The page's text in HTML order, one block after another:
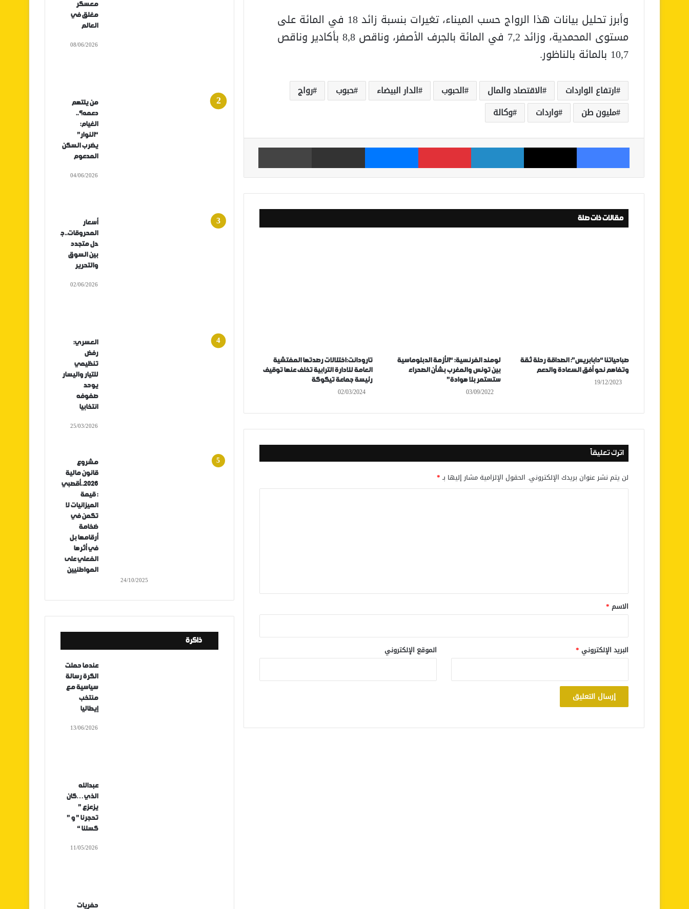
وأبرز تحليل بيانات هذا الرواج حسب الميناء، تغيرات بنسبة زائد 18 في المائة على
مستوى المحمدية، وزائد 7,2 في المائة بالجرف الأصفر، وناقص 8,8 بأكادير وناقص
10,7 بالمائة بالناظور.
ارتفاع الواردات الاقتصاد والمال الحبوب الدار البيضاء حبوب
رواج
مليون طن
واردات وكالة
فيسبوك ‫X لينكدإن بينتيريست ماسنجر مشاركة عبر البريد
مقالات ذات صلة
صباحياتنا “دابابريس”: الصداقة رحلة ثقة
وتفاهم نحو أفق السعادة والدعم
19/12/2023
لومند الفرنسية: “الأزمة الدبلوماسية
بين تونس والمغرب بشأن الصحراء
ستستمر بلا هوادة”
03/09/2022
تارودانت:اختلالات رصدتها المفتشية
العامة للادارة الترابية تخلف عنها توقيف
رئيسة جماعة تيكوكة
02/03/2024
اترك تعليقاً
لن يتم نشر عنوان بريدك الإلكتروني. الحقول الإلزامية مشار إليها بـ*
*
الاسم *
البريد الإلكتروني * الموقع الإلكتروني
معسكر
مغلق في
العالم
08/06/2026
من يلتهم
دعمه؟..
الغيام:
“النوار”
يضرب السكن
المدعوم
04/06/2026
أسعار
المحروقات..ج
دل متجدد
بين السوق
والتحرير
02/06/2026
العسري:
رفض
تنظيمي
للتيار واليسار
يوحد
صفوفه
انتخابيا
25/03/2026
مشروع
قانون مالية
2026..أقصبي
: قيمة
الميزانيات لا
تكمن في
ضخامة
أرقامها بل
في أثرها
الفعلي على
المواطنيين
24/10/2025
ذاكرة
عندما حملت
الكرة رسالة
سياسية مع
منتخب
إيطاليا
13/06/2026
عبدالله
الذي…كان
يزعزع ”
تحجرنا ” و ”
كسلنا “
11/05/2026
حفريات